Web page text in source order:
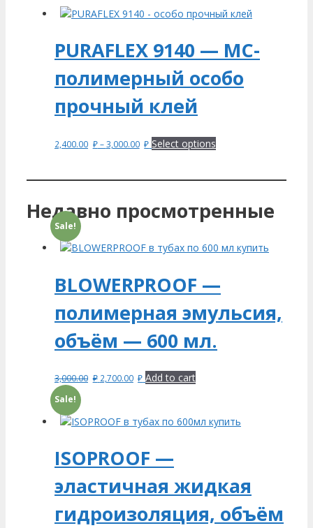
PURAFLEX 9140 — MC-
полимерный особо
прочный клей
2,400.00 ₽–3,000.00 ₽ Select options
Недавно просмотренные
Sale!
BLOWERPROOF —
полимерная эмульсия,
объём — 600 мл.
3,000.00 ₽ 2,700.00 ₽ Add to cart
Sale!
ISOPROOF —
эластичная жидкая
гидроизоляция, объём